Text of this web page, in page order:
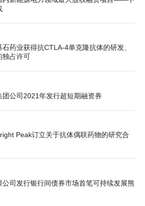
药业获得抗CTLA-4单克隆抗体的研发、
独占许可
公司2021年发行超短期融资券
Peak订立关于抗体偶联药物的研究合
司发行银行间债券市场首笔可持续发展熊